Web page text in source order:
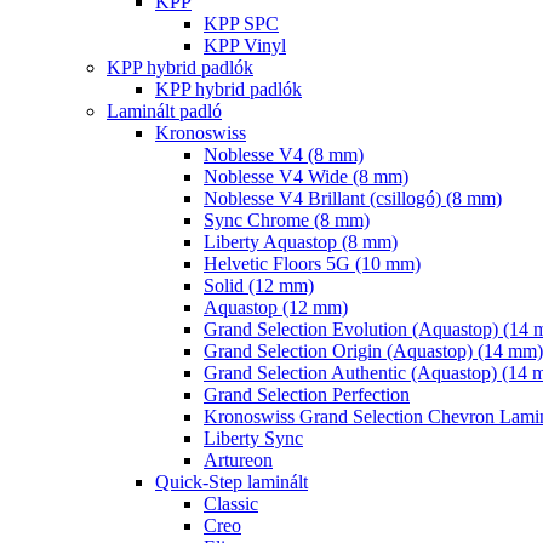
KPP SPC
KPP Vinyl
KPP hybrid padlók
KPP hybrid padlók
Laminált padló
Kronoswiss
Noblesse V4 (8 mm)
Noblesse V4 Wide (8 mm)
Noblesse V4 Brillant (csillogó) (8 mm)
Sync Chrome (8 mm)
Liberty Aquastop (8 mm)
Helvetic Floors 5G (10 mm)
Solid (12 mm)
Aquastop (12 mm)
Grand Selection Evolution (Aquastop) (14
Grand Selection Origin (Aquastop) (14 mm)
Grand Selection Authentic (Aquastop) (14
Grand Selection Perfection
Kronoswiss Grand Selection Chevron
Liberty Sync
Artureon
Quick-Step laminált
Classic
Creo